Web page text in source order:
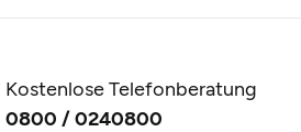
Kostenlose Telefonberatung
0800 / 0240800